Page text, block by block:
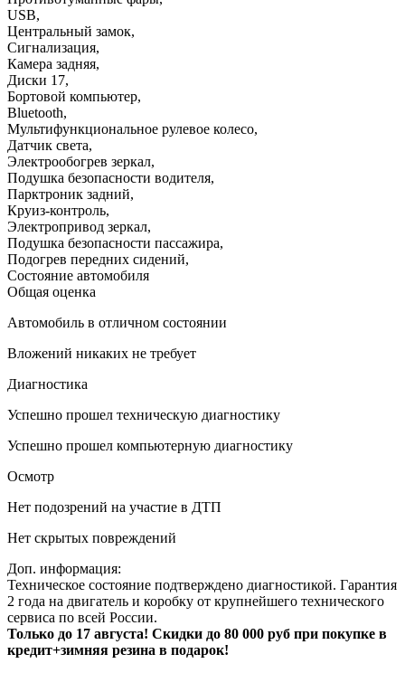
USB,
Центральный замок,
Сигнализация,
Камера задняя,
Диски 17,
Бортовой компьютер,
Bluetooth,
Мультифункциональное рулевое колесо,
Датчик света,
Электрообогрев зеркал,
Подушка безопасности водителя,
Парктроник задний,
Круиз-контроль,
Электропривод зеркал,
Подушка безопасности пассажира,
Подогрев передних сидений,
Состояние автомобиля
Общая оценка
Автомобиль в отличном состоянии
Вложений никаких не требует
Диагностика
Успешно прошел техническую диагностику
Успешно прошел компьютерную диагностику
Осмотр
Нет подозрений на участие в ДТП
Нет скрытых повреждений
Доп. информация:
Техническое состояние подтверждено диагностикой. Гарантия
2 года на двигатель и коробку от крупнейшего технического
сервиса по всей России.
Только до 17 августа! Скидки до 80 000 руб при покупке в
кредит+зимняя резина в подарок!